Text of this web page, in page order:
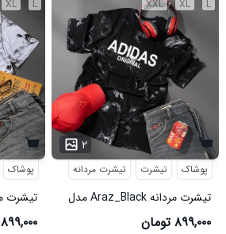
L
XL
پوشاک
3992
۸۹۹,۰۰۰ تومان
L
XL
XXL
۲
پوشاک تیشرت تیشرت مردانه
تیشرت مردانه Araz_Black مدل
3991
۸۹۹,۰۰۰ تومان